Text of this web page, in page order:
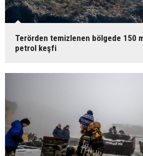
Terörden temizlenen bölgede 150
petrol keşfi